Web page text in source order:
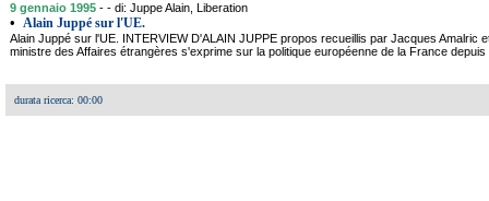
9 gennaio 1995 - - di: Juppe Alain, Liberation
• Alain Juppé sur l'UE.
Alain Juppé sur l'UE. INTERVIEW D'ALAIN JUPPE propos recueillis par Jacques Amalric
ministre des Affaires étrangères s'exprime sur la politique européenne de la France
durata ricerca: 00:00